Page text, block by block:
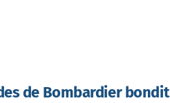
de Bombardier bondit